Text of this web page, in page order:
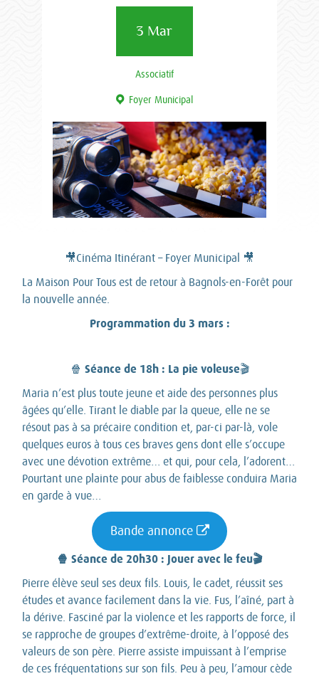
3 Mar
Associatif
Foyer Municipal
🎥Cinéma Itinérant – Foyer Municipal 🎥
La Maison Pour Tous est de retour à Bagnols-en-Forêt pour
la nouvelle année.
Programmation du 3 mars :
🍿 Séance de 18h : La pie voleuse🎬
Maria n’est plus toute jeune et aide des personnes plus
âgées qu’elle. Tirant le diable par la queue, elle ne se
résout pas à sa précaire condition et, par-ci par-là, vole
quelques euros à tous ces braves gens dont elle s’occupe
avec une dévotion extrême… et qui, pour cela, l’adorent…
Pourtant une plainte pour abus de faiblesse conduira Maria
en garde à vue…
Bande annonce
🍿 Séance de 20h30 : Jouer avec le feu🎬
Pierre élève seul ses deux fils. Louis, le cadet, réussit ses
études et avance facilement dans la vie. Fus, l’aîné, part à
la dérive. Fasciné par la violence et les rapports de force, il
se rapproche de groupes d’extrême-droite, à l’opposé des
valeurs de son père. Pierre assiste impuissant à l’emprise
de ces fréquentations sur son fils. Peu à peu, l’amour cède